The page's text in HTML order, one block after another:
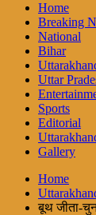
Home
Breaking
National
Bihar
Uttar
Sports
Editorial
Gallery
Home
बूथ जीता-